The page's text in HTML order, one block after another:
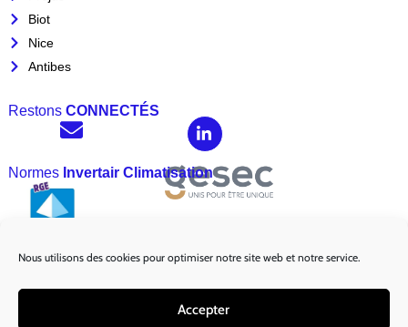
Nous utilisons des cookies pour optimiser notre site web et notre service.
Accepter
Biot
Nice
Antibes
Restons CONNECTÉS
Normes Invertair Climatisation
MarquesPartenaires :